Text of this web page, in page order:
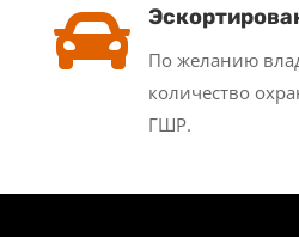

По желанию
количество
ГШР.